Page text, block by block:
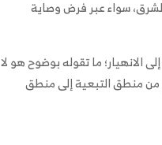
سواء عبر فرض وصاية
الانهيار؛ ما تقوله بوضوح هو لا
منطق التبعية إلى منطق